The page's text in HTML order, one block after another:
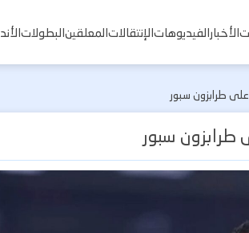
الأخبارالفيديوهاتالإنتقالاتالمعلقينالبطولات
طرابزون سبور
طرابزون سبور